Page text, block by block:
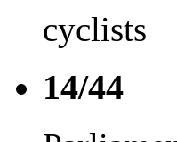
cyclists
14/44